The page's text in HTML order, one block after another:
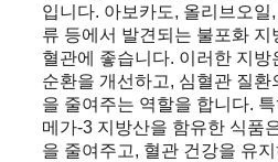
입니다. 아보카도, 올리브오일
류 등에서 발견되는 불포화 지
혈관에 좋습니다. 이러한 지방
순환을 개선하고, 심혈관 질환
을 줄여주는 역할을 합니다. 특
메가-3 지방산을 함유한 식품
을 줄여주고, 혈관 건강을 유